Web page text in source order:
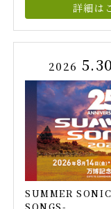
詳細は
2026 5.30
SUMMER